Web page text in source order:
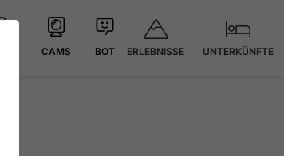
CAMS BOT ERLEBNISSE UNTERKÜNFTE